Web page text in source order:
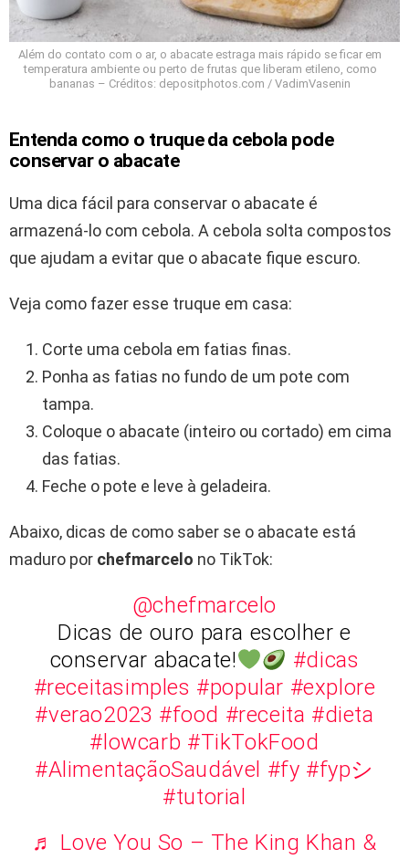
Além do contato com o ar, o abacate estraga mais rápido se ficar em
temperatura ambiente ou perto de frutas que liberam etileno, como
bananas – Créditos: depositphotos.com / VadimVasenin
Entenda como o truque da cebola pode
conservar o abacate
Uma dica fácil para conservar o abacate é
armazená-lo com cebola. A cebola solta compostos
que ajudam a evitar que o abacate fique escuro.
Veja como fazer esse truque em casa:
Corte uma cebola em fatias finas.
Ponha as fatias no fundo de um pote com
tampa.
Coloque o abacate (inteiro ou cortado) em cima
das fatias.
Feche o pote e leve à geladeira.
Abaixo, dicas de como saber se o abacate está
maduro por chefmarcelo no TikTok:
@chefmarcelo
Dicas de ouro para escolher e
conservar abacate!
#dicas
#receitasimples #popular #explore
#verao2023 #food #receita #dieta
#lowcarb #TikTokFood
#AlimentaçãoSaudável #fy #fypシ
#tutorial
♬ Love You So – The King Khan &